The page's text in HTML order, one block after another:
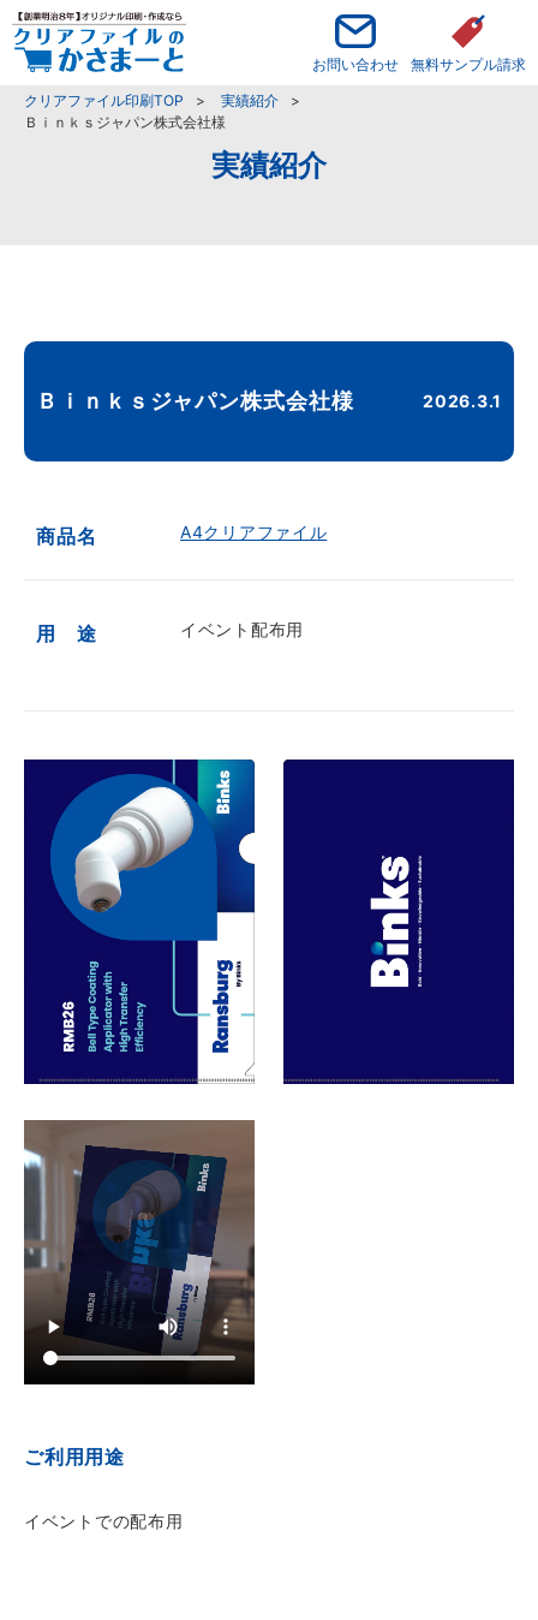
お問い合わせ
無料サンプル請求
クリアファイル印刷TOP
実績紹介
Ｂｉｎｋｓジャパン株式会社様
実績紹介
Ｂｉｎｋｓジャパン株式会社様 2026.3.1
商品名 A4クリアファイル
用 途 イベント配布用
ご利用用途
イベントでの配布用